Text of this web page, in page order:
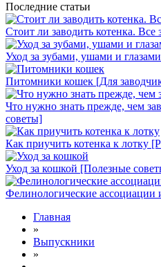
Последние статьи
Стоит ли заводить котенка.
Уход за зубами, ушами и
Питомники кошек [Для
Что нужно знать прежде, чем
советы]
Как приучить котенка к лотку
Уход за кошкой [Полезные
Фелинологические ассоциации
Главная
»
Выпускники
»